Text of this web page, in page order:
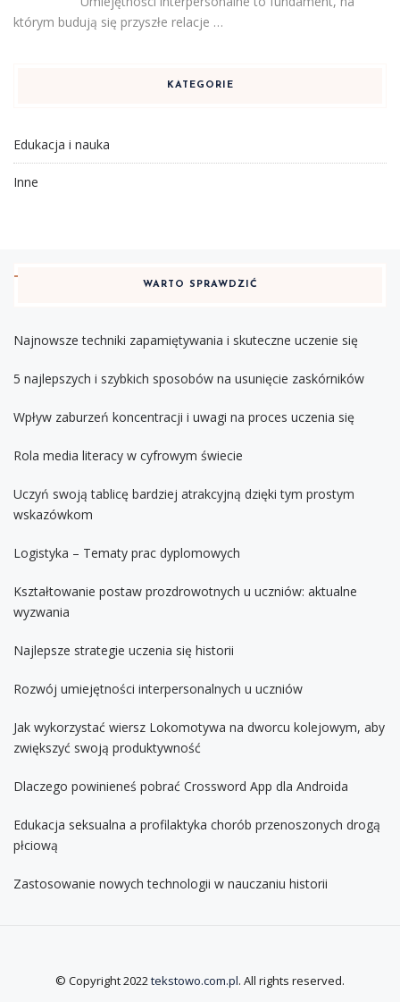
którym budują się przyszłe relacje …
KATEGORIE
Edukacja i nauka
Inne
WARTO SPRAWDZIĆ
Najnowsze techniki zapamiętywania i skuteczne uczenie się
5 najlepszych i szybkich sposobów na usunięcie zaskórników
Wpływ zaburzeń koncentracji i uwagi na proces uczenia się
Rola media literacy w cyfrowym świecie
Uczyń swoją tablicę bardziej atrakcyjną dzięki tym prostym
wskazówkom
Logistyka – Tematy prac dyplomowych
Kształtowanie postaw prozdrowotnych u uczniów: aktualne
wyzwania
Najlepsze strategie uczenia się historii
Rozwój umiejętności interpersonalnych u uczniów
Jak wykorzystać wiersz Lokomotywa na dworcu kolejowym, aby
zwiększyć swoją produktywność
Dlaczego powinieneś pobrać Crossword App dla Androida
Edukacja seksualna a profilaktyka chorób przenoszonych drogą
płciową
Zastosowanie nowych technologii w nauczaniu historii
© Copyright 2022tekstowo.com.pl. All rights reserved.